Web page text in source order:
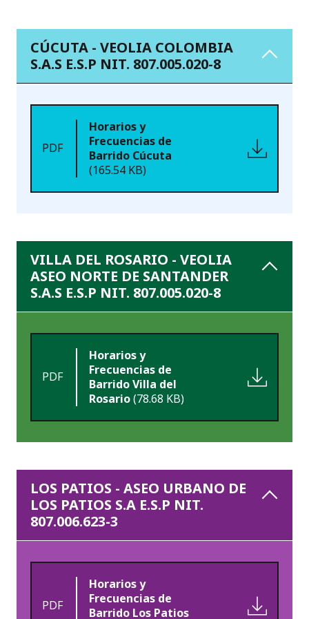
CÚCUTA - VEOLIA COLOMBIA
S.A.S E.S.P NIT. 807.005.020-8
PDF
Horarios y
Frecuencias de
Barrido Cúcuta
(165.54 KB)
VILLA DEL ROSARIO - VEOLIA
ASEO NORTE DE SANTANDER
S.A.S E.S.P NIT. 807.005.020-8
PDF
Horarios y
Frecuencias de
Barrido Villa del
Rosario(78.68 KB)
LOS PATIOS - ASEO URBANO DE
LOS PATIOS S.A E.S.P NIT.
807.006.623-3
PDF
Horarios y
Frecuencias de
Barrido Los Patios